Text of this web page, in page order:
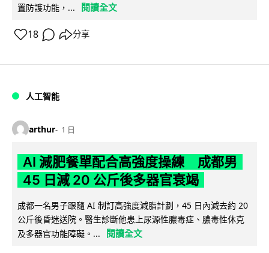
置防護功能，...
閱讀全文
18 分享
人工智能
arthur 1 日
AI 減肥餐單配合高強度操練 成都男
45 日減 20 公斤後多器官衰竭
成都一名男子跟隨 AI 制訂高強度減脂計劃，45 日內減去約 20
公斤後昏迷送院。醫生診斷他患上尿源性膿毒症、膿毒性休克
及多器官功能障礙。...
閱讀全文